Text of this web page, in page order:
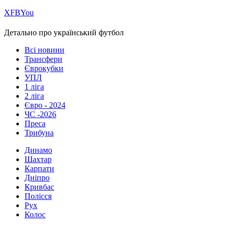
ХFBYou
Детально про український футбол
Всі новини
Трансфери
Єврокубки
УПЛ
1 ліга
2 ліга
Євро - 2024
ЧС -2026
Преса
Трибуна
Динамо
Шахтар
Карпати
Дніпро
Кривбас
Полісся
Рух
Колос